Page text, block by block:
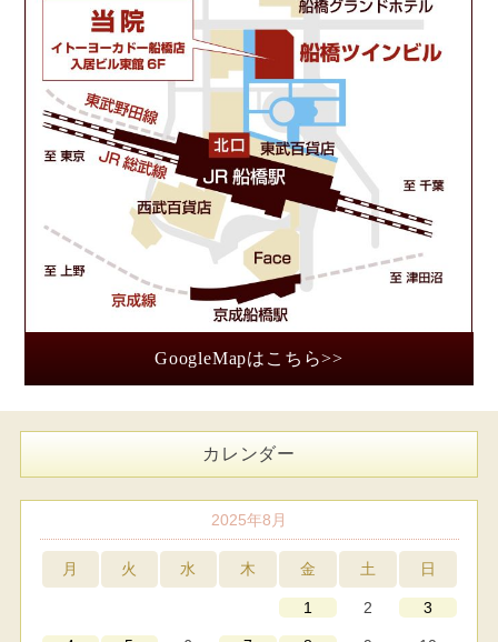
GoogleMapはこちら>>
カレンダー
2025年8月
月 火 水 木 金 土 日
1 2 3